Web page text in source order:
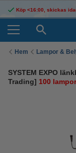
Köp <16:00, skickas
Hem Lampor &
SYSTEM EXPO
Trading] 100 lampor